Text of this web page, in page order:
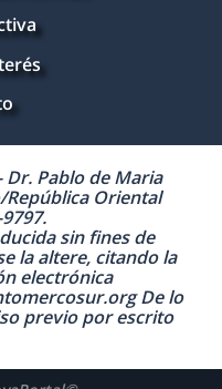
Dr. Pablo de Maria
República Oriental
sin fines de
la altere, citando la
electrónica
De lo
previo por escrito